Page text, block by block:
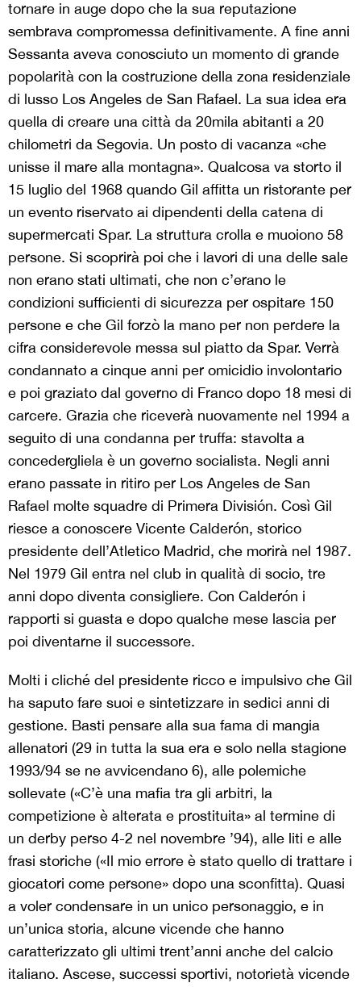
tornare in auge dopo che la sua reputazione
sembrava compromessa definitivamente. A fine anni
Sessanta aveva conosciuto un momento di grande
popolarità con la costruzione della zona residenziale
di lusso Los Angeles de San Rafael. La sua idea era
quella di creare una città da 20mila abitanti a 20
chilometri da Segovia. Un posto di vacanza «che
unisse il mare alla montagna». Qualcosa va storto il
15 luglio del 1968 quando Gil affitta un ristorante per
un evento riservato ai dipendenti della catena di
supermercati Spar. La struttura crolla e muoiono 58
persone. Si scoprirà poi che i lavori di una delle sale
non erano stati ultimati, che non c’erano le
condizioni sufficienti di sicurezza per ospitare 150
persone e che Gil forzò la mano per non perdere la
cifra considerevole messa sul piatto da Spar. Verrà
condannato a cinque anni per omicidio involontario
e poi graziato dal governo di Franco dopo 18 mesi di
carcere. Grazia che riceverà nuovamente nel 1994 a
seguito di una condanna per truffa: stavolta a
concedergliela è un governo socialista. Negli anni
erano passate in ritiro per Los Angeles de San
Rafael molte squadre di Primera División. Così Gil
riesce a conoscere Vicente Calderón, storico
presidente dell’Atletico Madrid, che morirà nel 1987.
Nel 1979 Gil entra nel club in qualità di socio, tre
anni dopo diventa consigliere. Con Calderón i
rapporti si guasta e dopo qualche mese lascia per
poi diventarne il successore.
Molti i cliché del presidente ricco e impulsivo che Gil
ha saputo fare suoi e sintetizzare in sedici anni di
gestione. Basti pensare alla sua fama di mangia
allenatori (29 in tutta la sua era e solo nella stagione
1993/94 se ne avvicendano 6), alle polemiche
sollevate («C’è una mafia tra gli arbitri, la
competizione è alterata e prostituita» al termine di
un derby perso 4-2 nel novembre ’94), alle liti e alle
frasi storiche («Il mio errore è stato quello di trattare i
giocatori come persone» dopo una sconfitta). Quasi
a voler condensare in un unico personaggio, e in
un’unica storia, alcune vicende che hanno
caratterizzato gli ultimi trent’anni anche del calcio
italiano. Ascese, successi sportivi, notorietà vicende